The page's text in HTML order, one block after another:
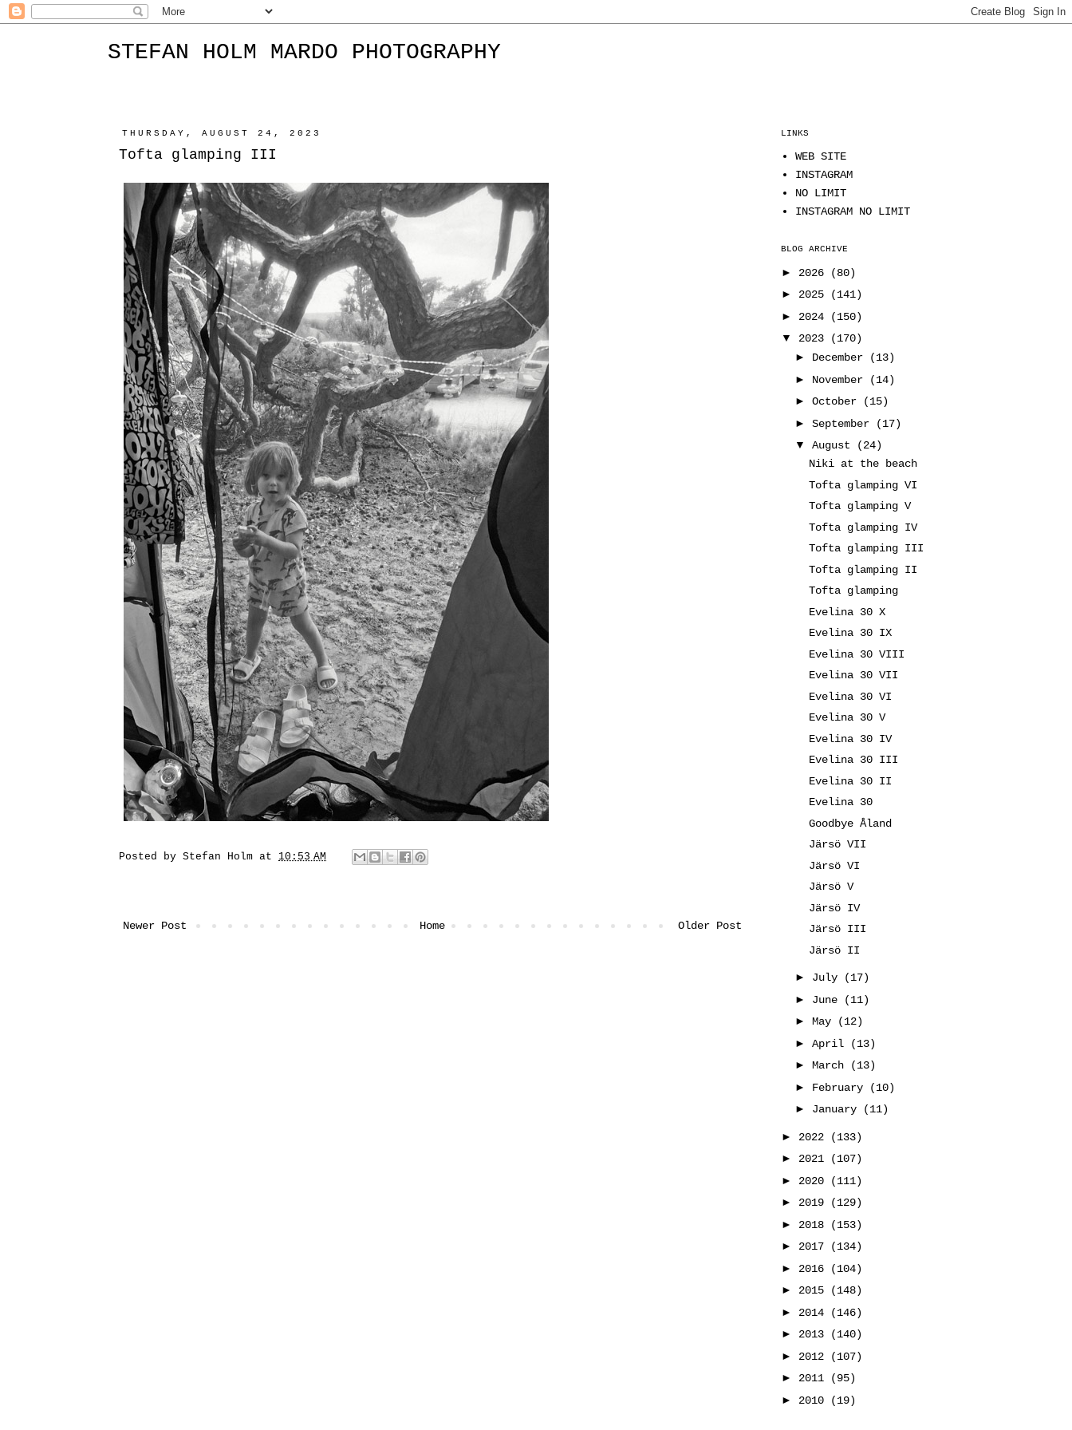
STEFAN HOLM MARDO PHOTOGRAPHY
THURSDAY, AUGUST 24, 2023
Tofta glamping III
Posted by Stefan Holm at 10:53 AM
Newer Post Older Post
Home
LINKS
WEB SITE
INSTAGRAM
NO LIMIT
INSTAGRAM NO LIMIT
BLOG ARCHIVE
► 2026
(80)
► 2025
(141)
► 2024
(150)
▼ 2023
(170)
► December
(13)
► November
(14)
► October
(15)
► September
(17)
▼ August
(24)
Niki at the beach
Tofta glamping VI
Tofta glamping V
Tofta glamping IV
Tofta glamping III
Tofta glamping II
Tofta glamping
Evelina 30 X
Evelina 30 IX
Evelina 30 VIII
Evelina 30 VII
Evelina 30 VI
Evelina 30 V
Evelina 30 IV
Evelina 30 III
Evelina 30 II
Evelina 30
Goodbye Åland
Järsö VII
Järsö VI
Järsö V
Järsö IV
Järsö III
Järsö II
► July
(17)
► June
(11)
► May
(12)
► April
(13)
► March
(13)
► February
(10)
► January (11)
► 2022
(133)
► 2021
(107)
► 2020
(111)
► 2019
(129)
► 2018
(153)
► 2017
(134)
► 2016
(104)
► 2015
(148)
► 2014
(146)
► 2013
(140)
► 2012
(107)
► 2011
(95)
► 2010 (19)